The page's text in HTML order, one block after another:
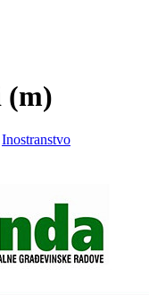
(m)
Inostranstvo